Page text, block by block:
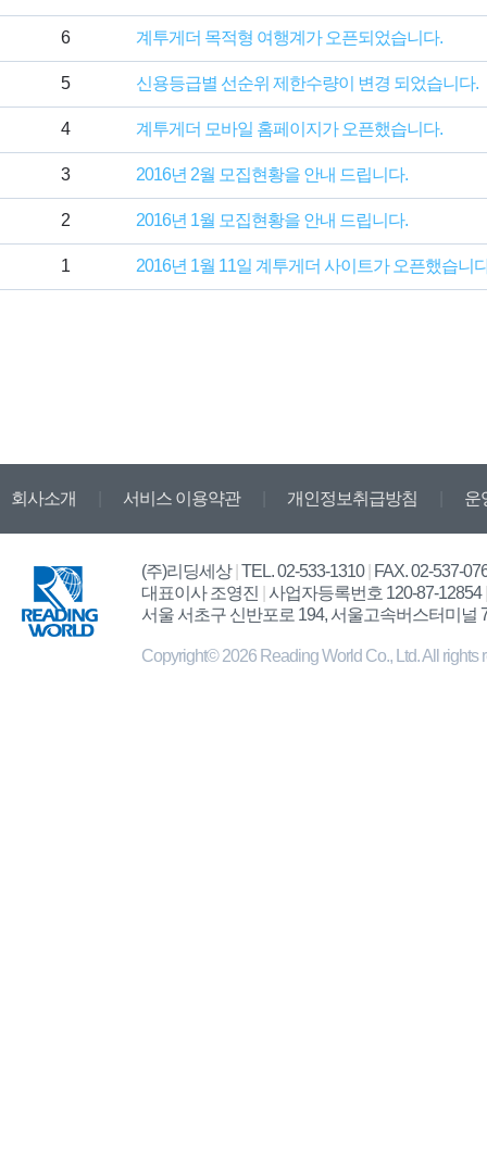
6 계투게더 목적형 여행계가 오픈되었습니다.
5 신용등급별 선순위 제한수량이 변경 되었습니다.
4 계투게더 모바일 홈페이지가 오픈했습니다.
3 2016년 2월 모집현황을 안내 드립니다.
2 2016년 1월 모집현황을 안내 드립니다.
1 2016년 1월 11일 계투게더 사이트가 오픈했습니
회사소개 서비스 이용약관 개인정보취급방침 운
(주)리딩세상 TEL. 02-533-1310 FAX. 02-537-
대표이사 조영진
사업자등록번호 120-87-12854
서울 서초구 신반포로 194, 서울고속버스터미널
Copyright© 2026 Reading World Co., Ltd. All rights